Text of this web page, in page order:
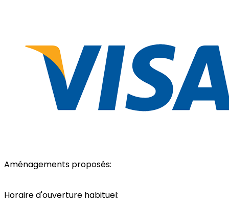
Aménagements proposés:
Horaire d'ouverture habituel: